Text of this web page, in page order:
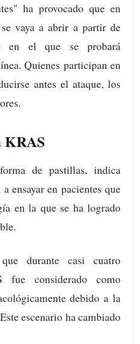
ha provocado que en
vaya a abrir a partir de
en el que se probará
Quienes participan en
antes el ataque, los
KRAS
de pastillas, indica
ensayar en pacientes que
en la que se ha logrado
durante casi cuatro
fue considerado como
debido a la
escenario ha cambiado